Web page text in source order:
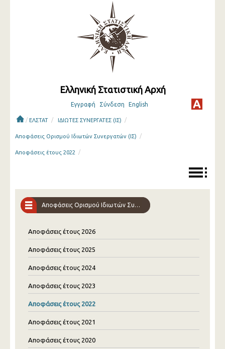
Ελληνική Στατιστική Αρχή
Εγγραφή Σύνδεση English
/ ΕΛΣΤΑΤ / ΙΔΙΩΤΕΣ ΣΥΝΕΡΓΑΤΕΣ (ΙΣ) /
Αποφάσεις Ορισμού Ιδιωτών Συνεργατών (ΙΣ) /
Αποφάσεις έτους 2022 /
Αποφάσεις Ορισμού Ιδιωτών Συνεργατών (ΙΣ)
Αποφάσεις έτους 2026
Αποφάσεις έτους 2025
Αποφάσεις έτους 2024
Αποφάσεις έτους 2023
Αποφάσεις έτους 2022
Αποφάσεις έτους 2021
Αποφάσεις έτους 2020